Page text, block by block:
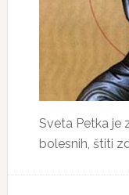
Sveta Petka je
bolesnih, štiti